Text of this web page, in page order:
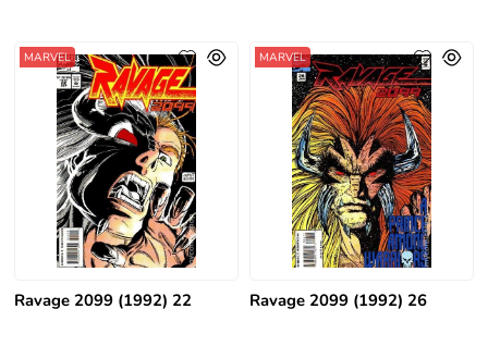
Ravage 2099 (1992) 22
MARVEL
Ravage 2099 (1992) 26
MARVEL